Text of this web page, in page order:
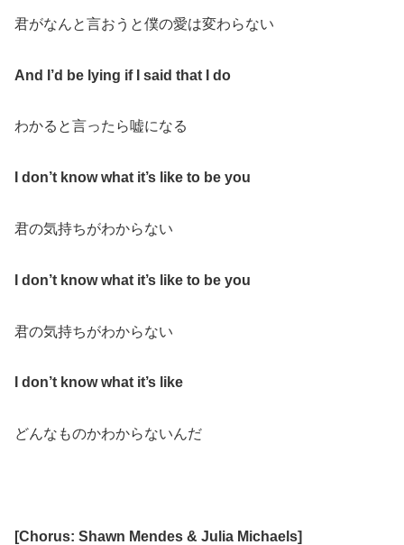
君がなんと言おうと僕の愛は変わらない
And I’d be lying if I said that I do
わかると言ったら嘘になる
I don’t know what it’s like to be you
君の気持ちがわからない
I don’t know what it’s like to be you
君の気持ちがわからない
I don’t know what it’s like
どんなものかわからないんだ
[Chorus: Shawn Mendes & Julia Michaels]